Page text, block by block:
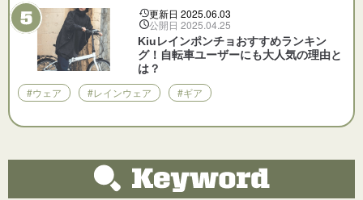
更新日 2025.06.03
公開日 2025.04.25
Kiuレインポンチョおすすめランキン
グ！自転車ユーザーにも大人気の理由と
は？
#ウェア #レインウェア #ギア